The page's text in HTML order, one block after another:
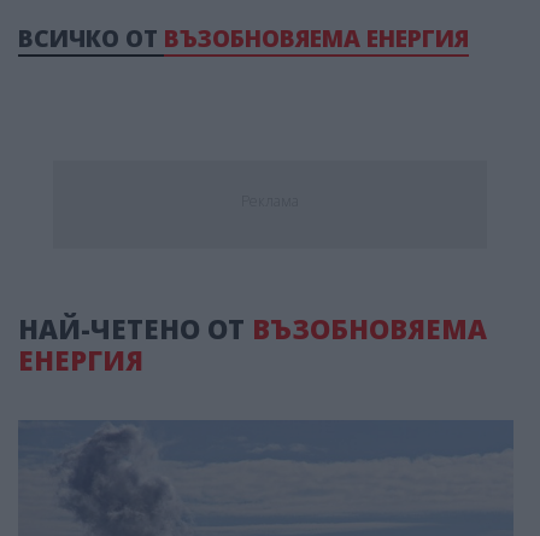
ВСИЧКО ОТ ВЪЗОБНОВЯЕМА ЕНЕРГИЯ
НАЙ-ЧЕТЕНО ОТ ВЪЗОБНОВЯЕМА
ЕНЕРГИЯ